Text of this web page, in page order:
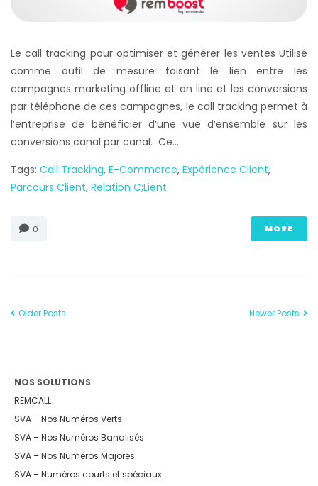
Le call tracking pour optimiser et générer les ventes Utilisé
comme outil de mesure faisant le lien entre les
campagnes marketing offline et on line et les conversions
par téléphone de ces campagnes, le call tracking permet à
l’entreprise de bénéficier d’une vue d’ensemble sur les
conversions canal par canal. Ce...
Tags: Call Tracking, E-Commerce, Expérience Client,
Parcours Client, Relation C;lient
0 MORE
Older Posts Newer Posts
NOS SOLUTIONS
REMCALL
SVA – Nos Numéros Verts
SVA – Nos Numéros Banalisés
SVA – Nos Numéros Majorés
SVA – Numéros courts et spéciaux